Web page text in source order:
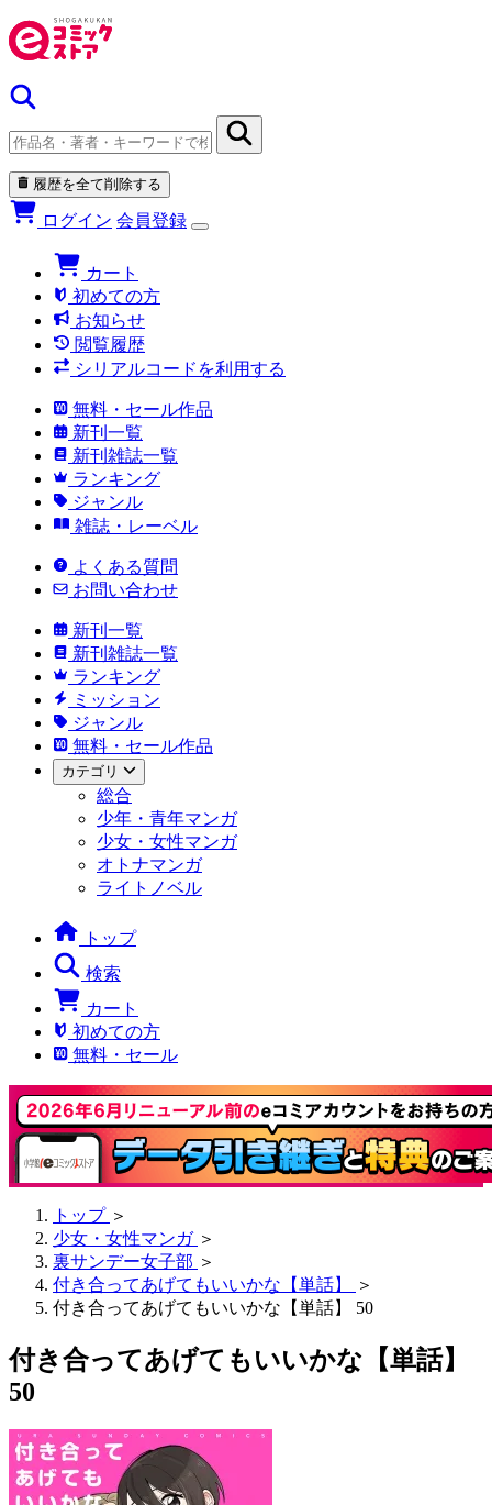
履歴を全て削除する
ログイン 会員登録
カート
初めての方
お知らせ
閲覧履歴
シリアルコードを利用する
無料・セール作品
新刊一覧
新刊雑誌一覧
ランキング
ジャンル
雑誌・レーベル
よくある質問
お問い合わせ
新刊一覧
新刊雑誌一覧
ランキング
ミッション
ジャンル
無料・セール作品
カテゴリ
総合
少年・青年マンガ
少女・女性マンガ
オトナマンガ
ライトノベル
トップ
検索
カート
初めての方
無料・セール
トップ ＞
少女・女性マンガ ＞
裏サンデー女子部 ＞
付き合ってあげてもいいかな【単話】
＞
付き合ってあげてもいいかな【単話】 50
付き合ってあげてもいいかな【単話】
50